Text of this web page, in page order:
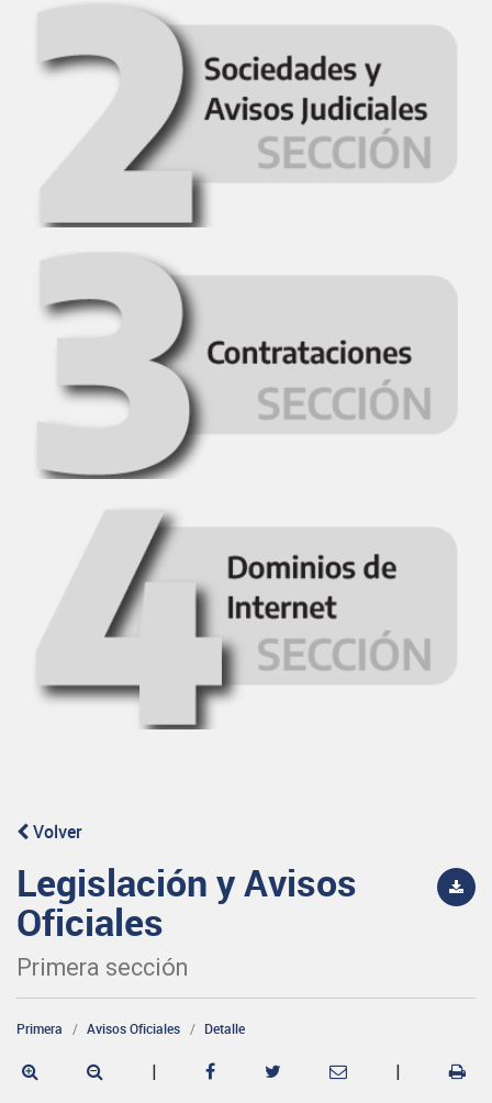
Volver
Legislación y Avisos
Oficiales
Primera sección
Primera Avisos Oficiales Detalle
| |